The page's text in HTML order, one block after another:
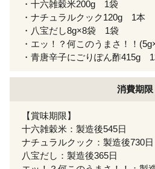
・十六雑穀米200g 1袋
・ナチュラルクック120g 1本
・八宝だし8g×8袋 1袋
・エッ！？何このうまさ！！
・青唐辛子にごりぽん酢415g
消費期限
【賞味期限】
十六雑穀米：製造後545日
ナチュラルクック：製造後730日
八宝だし：製造後365日